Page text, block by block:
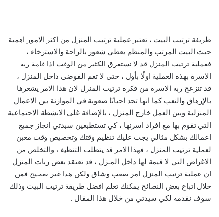
طريقة ترتيب البيت ، تعتبر عملية ترتيب المنزل من اكثر الامور اهمية
حيث البيت المرتب والمنظم يعطي شعور بالراحة والاسترخاء ،
فعملية ترتيب المنزل قد لا تستغرق الكثير من الوقت اذا قامة ربه
الاسرة بهذه العملية اولًا بأول ، حتى لا تعم الفوضى داخل المنزل ،
قد تنزعج ربه الاسرة من فكرة ترتيب المنزل لان هذا الامر يشعرها
بالإرهاق والتعب كما انها تجد احيانًا صعوبة في الموازنة بين الاعمال
المنزلية وبين العمل خارج المنزل ، بالإضافة غلى الانشطة الاجتماعية
التي تقوم بها مع افراد اسرتها ، كي تستطيعين سيدتي انجاز جميع
اعمالك بشكل مثالي يجب عليك تنظيم وقتك وتخصيص وقت معين
لعملية ترتيب المنزل ، فهذا الامر قد يتطلب التنظيف والتخلص من
الاغراض التي لا قيمة لها داخل المنزل ، قد تعتقد بعض ربات المنزل
ان عملية ترتيب المنزل امر صعب وشاق ولكن هذا غير صحيح فمن
خلال اتباع بعض النصائح يمكنك تعلم افضل طريقة ترتيب البيت وذلك
سوف نقدمه لكي سيدتي من خلال هذا المقال .